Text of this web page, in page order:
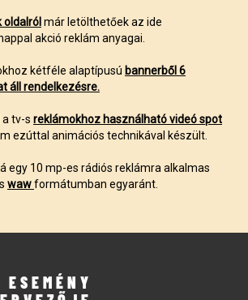
már letölthetőek az ide
akció reklám anyagai.
kétféle alaptípusú bannerből 6
áll rendelkezésre.
a tv-s reklámokhoz használható videó spot
ezúttal animációs technikával készült.
egy 10 mp-es rádiós reklámra alkalmas
wawformátumban egyaránt.
ESEMÉNY